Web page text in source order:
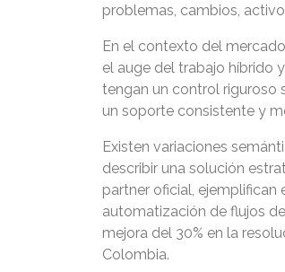
problemas, cambios,
En el contexto del
el auge del trabajo híbrido
tengan un control riguroso
un soporte consistente y
Existen variaciones
describir una solución
partner oficial,
automatización de flujos
mejora del 30% en la
Colombia.